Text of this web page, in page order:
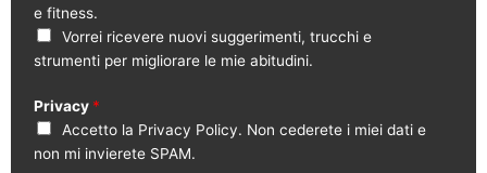
e fitness.
Vorrei ricevere nuovi suggerimenti, trucchi e
strumenti per migliorare le mie abitudini.
Privacy *
Accetto la Privacy Policy. Non cederete i miei dati e
non mi invierete SPAM.